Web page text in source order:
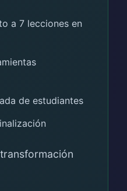
a 7 lecciones en
de estudiantes